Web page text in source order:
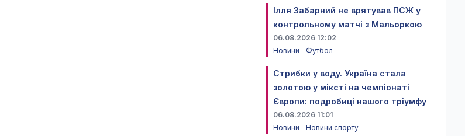
Ілля Забарний не врятував ПСЖ у
контрольному матчі з Мальоркою
06.08.2026 12:02
Новини
Футбол
Стрибки у воду. Україна стала
золотою у міксті на чемпіонаті
Європи: подробиці нашого тріумфу
06.08.2026 11:01
Новини
Новини спорту